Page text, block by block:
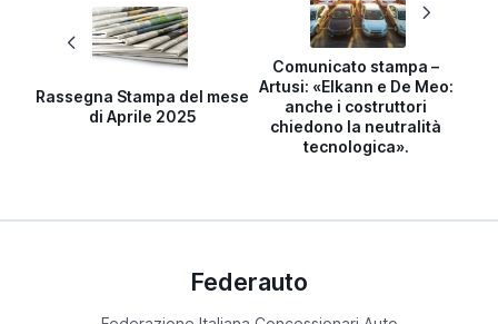
Rassegna Stampa del mese
di Aprile 2025
Comunicato stampa –
Artusi: «Elkann e De Meo:
anche i costruttori
chiedono la neutralità
tecnologica».
Federauto